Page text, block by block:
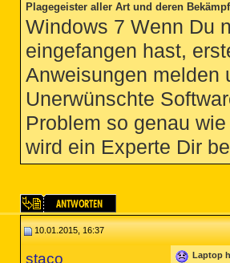
Plagegeister aller Art und deren
Windows 7 Wenn Du
eingefangen hast,
Anweisungen melden
Unerwünschte
Problem so genau
wird ein Experte Dir
10.01.2015, 16:37
staco Laptop